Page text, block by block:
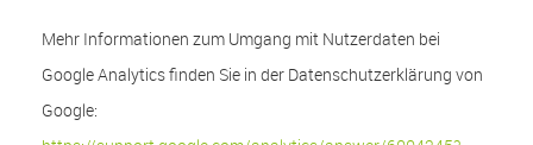
Mehr Informationen zum Umgang mit Nutzerdaten bei
Google Analytics finden Sie in der Datenschutzerklärung von
Google: